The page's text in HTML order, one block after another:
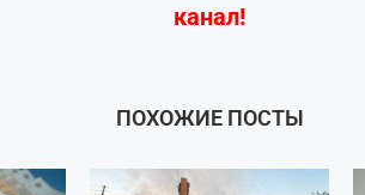
канал!
ПОХОЖИЕ ПОСТЫ